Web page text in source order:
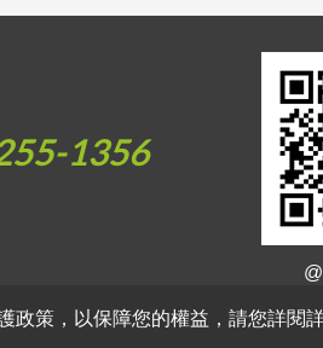
政策，以保障您的權益，請您詳閱
1356